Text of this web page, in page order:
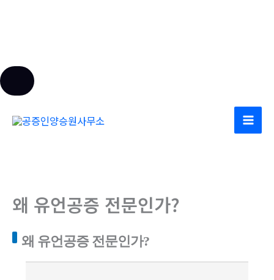
왜 유언공증 전문인가?
왜 유언공증 전문인가?